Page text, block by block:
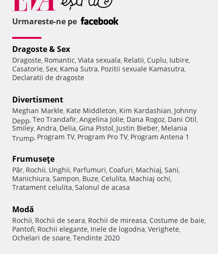
Urmareste-ne pe
Dragoste & Sex
Dragoste, Romantic, Viata sexuala, Relatii, Cuplu, Iubire,
Casatorie, Sex, Kama Sutra, Pozitii sexuale Kamasutra,
Declaratii de dragoste
Divertisment
Meghan Markle, Kate Middleton, Kim Kardashian, Johnny
Depp, Teo Trandafir, Angelina Jolie, Dana Rogoz, Dani Otil,
Smiley, Andra, Delia, Gina Pistol, Justin Bieber, Melania
Trump, Program TV, Program Pro TV, Program Antena 1
Frumuseţe
Păr, Rochii, Unghii, Parfumuri, Coafuri, Machiaj, Sani,
Manichiura, Sampon, Buze, Celulita, Machiaj ochi,
Tratament celulita, Salonul de acasa
Modă
Rochii, Rochii de seara, Rochii de mireasa, Costume de baie,
Pantofi, Rochii elegante, Inele de logodna, Verighete,
Ochelari de soare, Tendinte 2020